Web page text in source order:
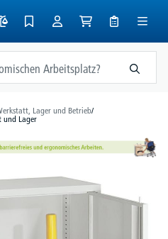
Lager und Betrieb/
und Lager